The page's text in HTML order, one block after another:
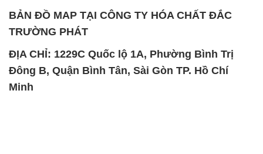
BẢN ĐỒ MAP TẠI CÔNG TY HÓA CHẤT ĐẮC
TRƯỜNG PHÁT
ĐỊA CHỈ: 1229C Quốc lộ 1A, Phường Bình Trị
Đông B, Quận Bình Tân, Sài Gòn TP. Hồ Chí
Minh